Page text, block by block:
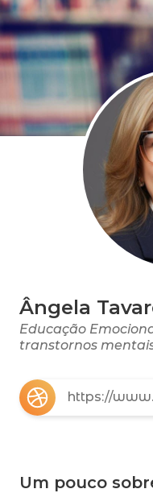
Ângela
Educação
transtornos
Um pouco